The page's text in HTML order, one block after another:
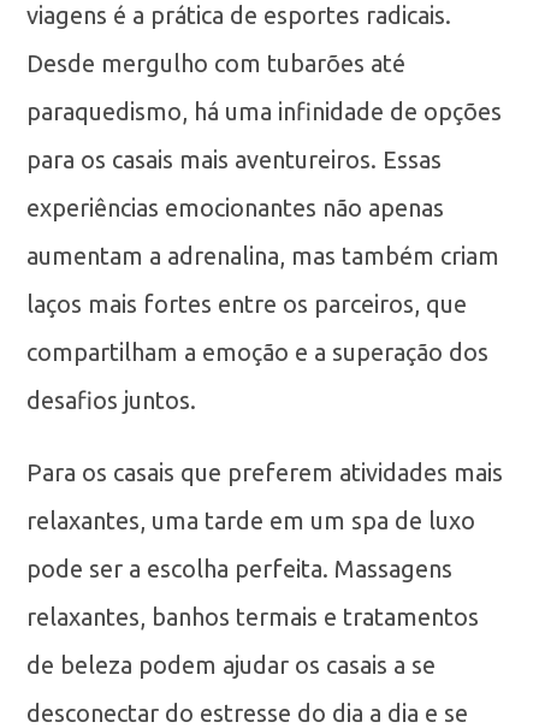
viagens é a prática de esportes radicais.
Desde mergulho com tubarões até
paraquedismo, há uma infinidade de opções
para os casais mais aventureiros. Essas
experiências emocionantes não apenas
aumentam a adrenalina, mas também criam
laços mais fortes entre os parceiros, que
compartilham a emoção e a superação dos
desafios juntos.
Para os casais que preferem atividades mais
relaxantes, uma tarde em um spa de luxo
pode ser a escolha perfeita. Massagens
relaxantes, banhos termais e tratamentos
de beleza podem ajudar os casais a se
desconectar do estresse do dia a dia e se